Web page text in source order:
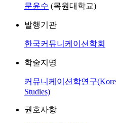
문윤수 (목원대학교)
발행기관
한국커뮤니케이션학회
학술지명
커뮤니케이션학연구
Studies)
권호사항